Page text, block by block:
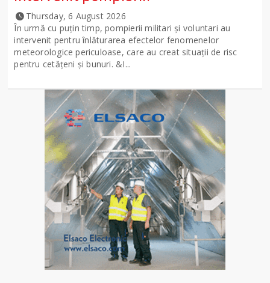
Thursday, 6 August 2026
În urmă cu puțin timp, pompierii militari și voluntari au
intervenit pentru înlăturarea efectelor fenomenelor
meteorologice periculoase, care au creat situații de risc
pentru cetățeni și bunuri. &I...